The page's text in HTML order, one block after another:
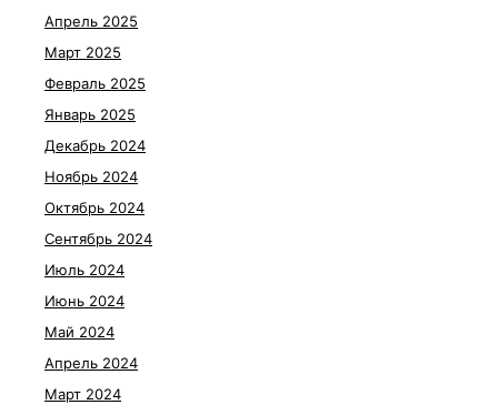
Апрель 2025
Март 2025
Февраль 2025
Январь 2025
Декабрь 2024
Ноябрь 2024
Октябрь 2024
Сентябрь 2024
Июль 2024
Июнь 2024
Май 2024
Апрель 2024
Март 2024